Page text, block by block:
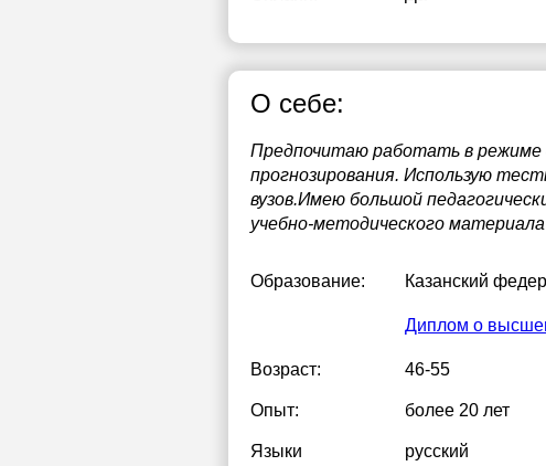
О себе:
Предпочитаю работать в режиме
прогнозирования. Использую
вузов.Имею большой
учебно-методического
Образование: Казанский
Диплом о
Возраст: 46-55
Опыт: более 20 лет
Языки
русский